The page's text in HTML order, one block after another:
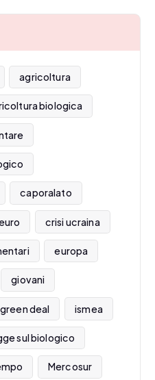
agricoltura
biologica
caporalato
crisi ucraina
europa
giovani
green deal ismea
sul biologico
Mercosur